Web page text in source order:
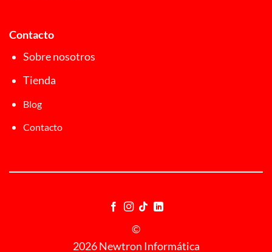
Contacto
Sobre nosotros
Tienda
Blog
Contacto
©
2026 Newtron Informática